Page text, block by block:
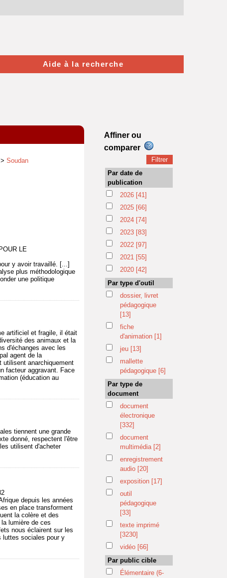
> Soudan
LE
y avoir travaillé. [...]
plus méthodologique
une politique
artificiel et fragile, il était
des animaux et la
d'échanges avec les
agent de la
utilisent anarchiquement
facteur aggravant. Face
(éducation au
tiennent une grande
donné, respectent l'être
utilisent d'acheter
depuis les années
en place transforment
la colère et des
lumière de ces
nous éclairent sur les
luttes sociales pour y
Aide à la recherche
Affiner ou
comparer
Par date de
publication
2026 [41]
2025 [66]
2024 [74]
2023 [83]
2022 [97]
2021 [55]
2020 [42]
Par type d'outil
dossier, livret
pédagogique
[13]
fiche
d'animation [1]
jeu [13]
mallette
pédagogique [6]
Par type de
document
document
électronique
[332]
document
multimédia [2]
enregistrement
audio [20]
exposition [17]
outil
pédagogique
[33]
texte imprimé
[3230]
vidéo [66]
Par public cible
Élémentaire (6-